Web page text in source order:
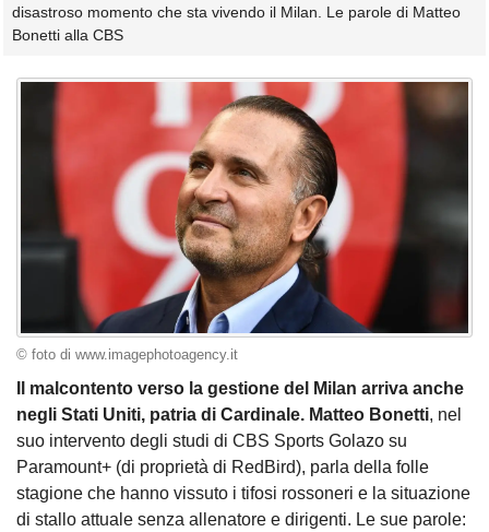
disastroso momento che sta vivendo il Milan. Le parole di Matteo
Bonetti alla CBS
© foto di www.imagephotoagency.it
Il malcontento verso la gestione del Milan arriva anche
negli Stati Uniti, patria di Cardinale. Matteo Bonetti, nel
suo intervento degli studi di CBS Sports Golazo su
Paramount+ (di proprietà di RedBird), parla della folle
stagione che hanno vissuto i tifosi rossoneri e la situazione
di stallo attuale senza allenatore e dirigenti. Le sue parole: